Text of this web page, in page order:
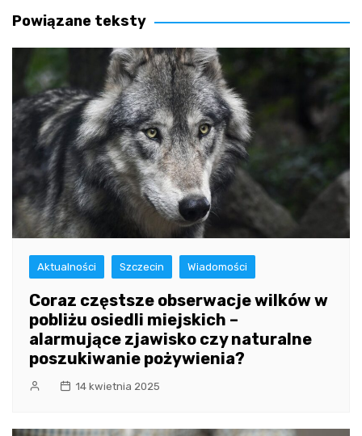
Powiązane teksty
Aktualności Szczecin Wiadomości
Coraz częstsze obserwacje wilków w
pobliżu osiedli miejskich –
alarmujące zjawisko czy naturalne
poszukiwanie pożywienia?
14 kwietnia 2025